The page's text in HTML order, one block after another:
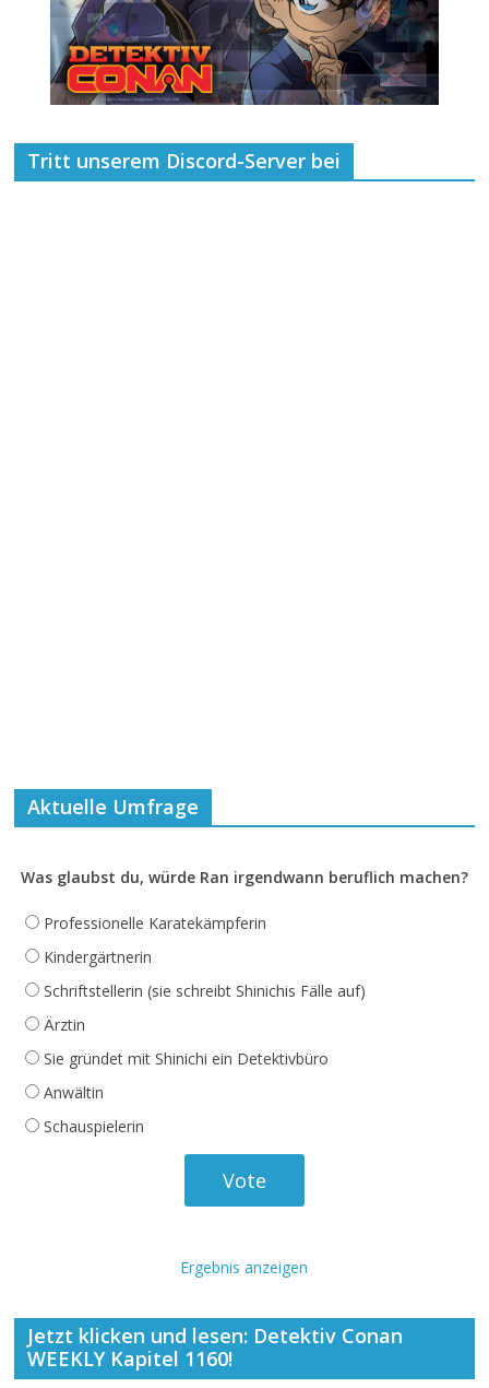
Tritt unserem Discord-Server bei
Aktuelle Umfrage
Was glaubst du, würde Ran irgendwann beruflich machen?
Professionelle Karatekämpferin
Kindergärtnerin
Schriftstellerin (sie schreibt Shinichis Fälle auf)
Ärztin
Sie gründet mit Shinichi ein Detektivbüro
Anwältin
Schauspielerin
Ergebnis anzeigen
Jetzt klicken und lesen: Detektiv Conan
WEEKLY Kapitel 1160!